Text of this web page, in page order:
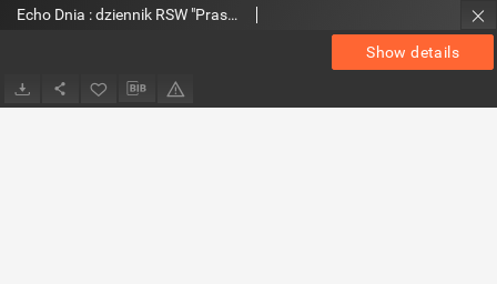
Show details
Echo Dnia : dziennik RSW "Prasa-Książka-Ruch" 1980, R.10, nr 176